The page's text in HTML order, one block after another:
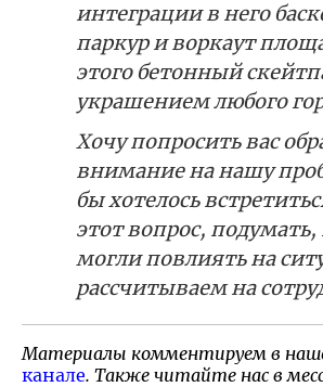
интеграции в него
паркур и воркаут
этого бетонный
украшением любого
Хочу попросить вас
внимание на нашу
бы хотелось
этот вопрос,
могли повлиять на
рассчитываем на
Материалы комментируем в
канале. Также читайте нас в